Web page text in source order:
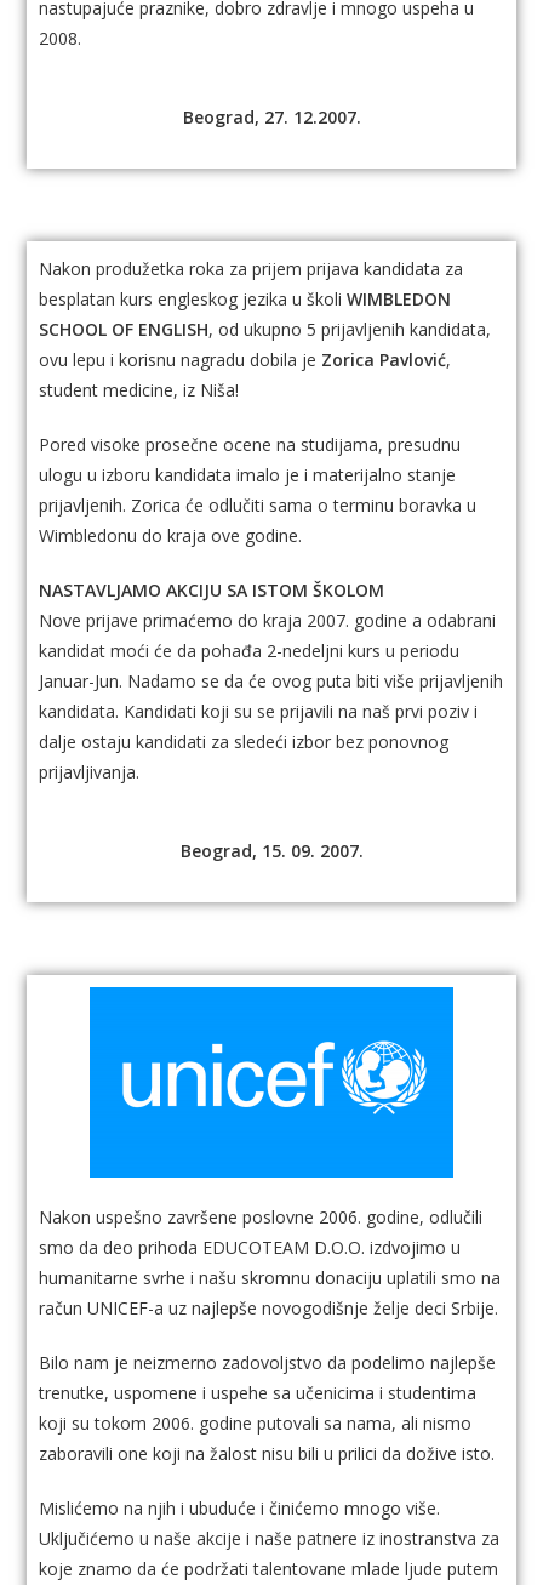
nastupajuće praznike, dobro zdravlje i mnogo uspeha u
2008.
Beograd, 27. 12.2007.
Nakon produžetka roka za prijem prijava kandidata za
besplatan kurs engleskog jezika u školiWIMBLEDON
SCHOOL OF ENGLISH, od ukupno 5 prijavljenih kandidata,
ovu lepu i korisnu nagradu dobila je Zorica Pavlović,
student medicine, iz Niša!
Pored visoke prosečne ocene na studijama, presudnu
ulogu u izboru kandidata imalo je i materijalno stanje
prijavljenih. Zorica će odlučiti sama o terminu boravka u
Wimbledonu do kraja ove godine.
NASTAVLJAMO AKCIJU SA ISTOM ŠKOLOM
Nove prijave primaćemo do kraja 2007. godine a odabrani
kandidat moći će da pohađa 2-nedeljni kurs u periodu
Januar-Jun. Nadamo se da će ovog puta biti više prijavljenih
kandidata. Kandidati koji su se prijavili na naš prvi poziv i
dalje ostaju kandidati za sledeći izbor bez ponovnog
prijavljivanja.
Beograd, 15. 09. 2007.
Nakon uspešno završene poslovne 2006. godine, odlučili
smo da deo prihoda EDUCOTEAM D.O.O. izdvojimo u
humanitarne svrhe i našu skromnu donaciju uplatili smo na
račun UNICEF-a uz najlepše novogodišnje želje deci Srbije.
Bilo nam je neizmerno zadovoljstvo da podelimo najlepše
trenutke, uspomene i uspehe sa učenicima i studentima
koji su tokom 2006. godine putovali sa nama, ali nismo
zaboravili one koji na žalost nisu bili u prilici da dožive isto.
Mislićemo na njih i ubuduće i činićemo mnogo više.
Uključićemo u naše akcije i naše patnere iz inostranstva za
koje znamo da će podržati talentovane mlade ljude putem